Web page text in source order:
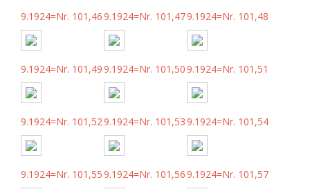
9.1924=Nr. 101,469.1924=Nr. 101,479.1924=Nr. 101,48
9.1924=Nr. 101,499.1924=Nr. 101,509.1924=Nr. 101,51
9.1924=Nr. 101,529.1924=Nr. 101,539.1924=Nr. 101,54
9.1924=Nr. 101,559.1924=Nr. 101,569.1924=Nr. 101,57